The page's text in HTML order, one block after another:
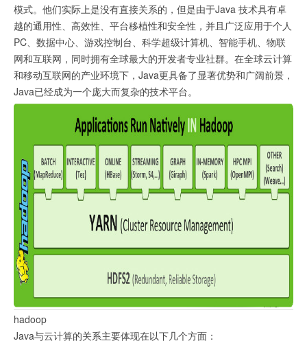
模式。他们实际上是没有直接关系的，但是由于Java 技术具有卓
越的通用性、高效性、平台移植性和安全性，并且广泛应用于个人
PC、数据中心、游戏控制台、科学超级计算机、智能手机、物联
网和互联网，同时拥有全球最大的开发者专业社群。在全球云计算
和移动互联网的产业环境下，Java更具备了显著优势和广阔前景，
Java已经成为一个庞大而复杂的技术平台。
hadoop
Java与云计算的关系主要体现在以下几个方面：